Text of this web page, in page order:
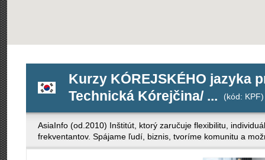
Kurzy KÓREJSKÉHO jazyka
Technická Kórejčina/ ...
(kód: KPF)
AsiaInfo (od.2010) Inštitút, ktorý zaručuje flexibilitu,
frekventantov. Spájame ľudí, biznis, tvoríme komunitu a